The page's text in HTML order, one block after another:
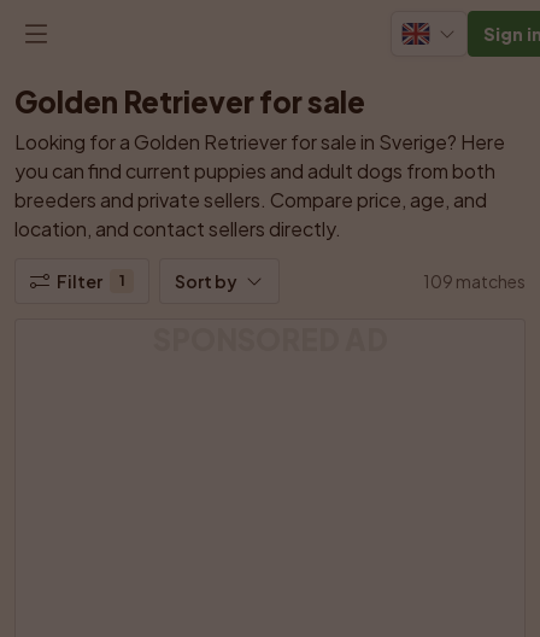
Sign
Golden Retriever for sale
Looking for a Golden Retriever for sale in Sverige? Here
you can find current puppies and adult dogs from both
breeders and private sellers. Compare price, age, and
location, and contact sellers directly.
Filter 1 Sort by 109 matches